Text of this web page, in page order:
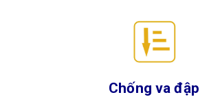
Chống va đập